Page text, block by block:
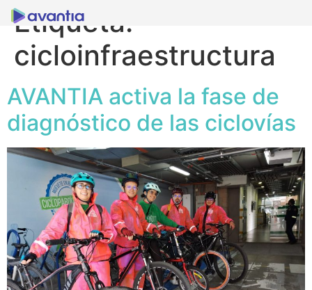
Etiqueta:
cicloinfraestructura
AVANTIA activa la fase de
diagnóstico de las ciclovías